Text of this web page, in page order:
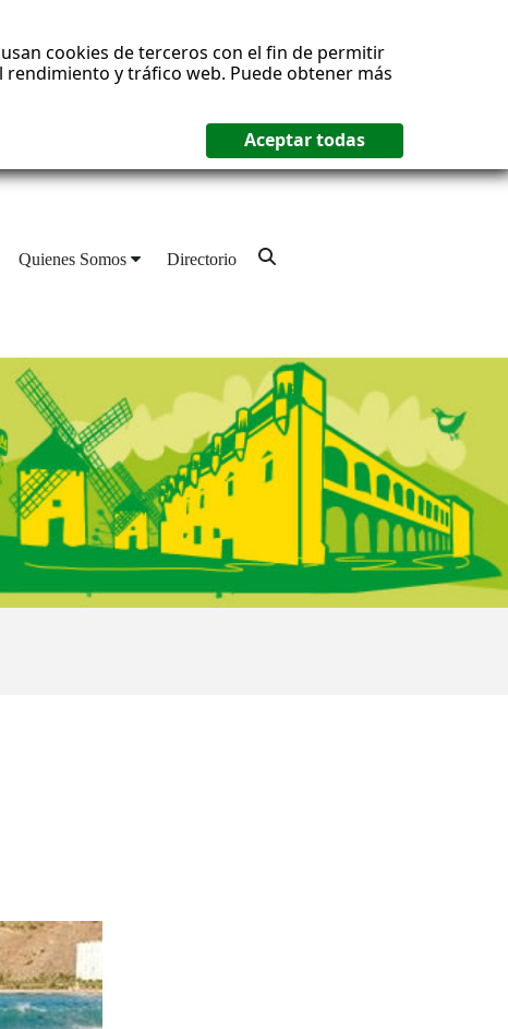
cookies de terceros con el fin de permitir
y tráfico web. Puede obtener más
Quienes Somos Directorio